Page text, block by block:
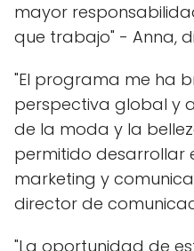
mayor
que trabajo" - Anna,
"El programa me ha
perspectiva global y
de la moda y la
permitido desarrollar
marketing y
director de
"La oportunidad de